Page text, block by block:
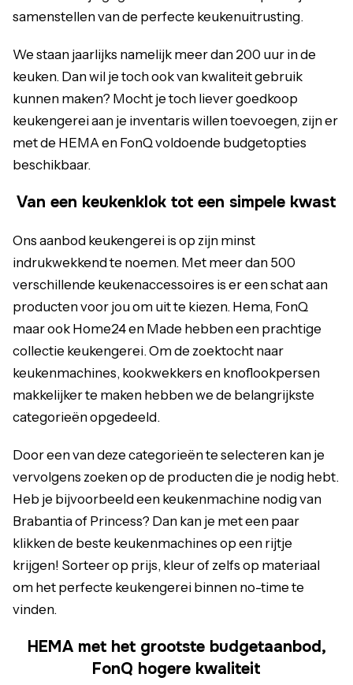
samenstellen van de perfecte keukenuitrusting.
We staan jaarlijks namelijk meer dan 200 uur in de
keuken. Dan wil je toch ook van kwaliteit gebruik
kunnen maken? Mocht je toch liever goedkoop
keukengerei aan je inventaris willen toevoegen, zijn er
met de HEMA en FonQ voldoende budgetopties
beschikbaar.
Van een keukenklok tot een simpele kwast
Ons aanbod keukengerei is op zijn minst
indrukwekkend te noemen. Met meer dan 500
verschillende keukenaccessoires is er een schat aan
producten voor jou om uit te kiezen. Hema, FonQ
maar ook Home24 en Made hebben een prachtige
collectie keukengerei. Om de zoektocht naar
keukenmachines, kookwekkers en knoflookpersen
makkelijker te maken hebben we de belangrijkste
categorieën opgedeeld.
Door een van deze categorieën te selecteren kan je
vervolgens zoeken op de producten die je nodig hebt.
Heb je bijvoorbeeld een keukenmachine nodig van
Brabantia of Princess? Dan kan je met een paar
klikken de beste keukenmachines op een rijtje
krijgen! Sorteer op prijs, kleur of zelfs op materiaal
om het perfecte keukengerei binnen no-time te
vinden.
HEMA met het grootste budgetaanbod,
FonQ hogere kwaliteit